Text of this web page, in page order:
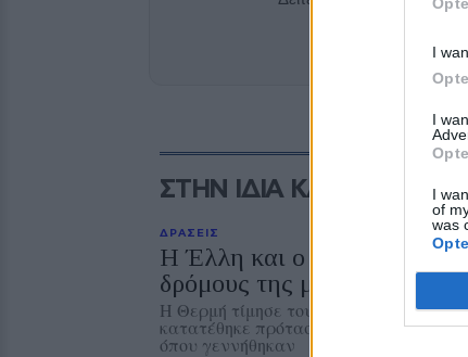
I
I
I
of
was
Add
ΣΤΗΝ ΙΔΙΑ ΚΑΤΗΓΟΡΙΑ
ΔΡΑΣΕΙΣ
Η Έλλη και ο Φρίξος
δρόμους της μνήμης
Η Θερμή τίμησε τους δύο αγωνιστές
κατατέθηκε πρόταση να δοθεί το
όπου γεννήθηκαν